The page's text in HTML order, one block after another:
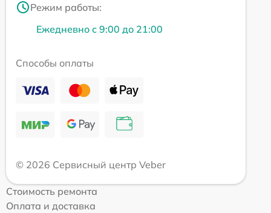
Режим работы:
Ежедневно с 9:00 до 21:00
Способы оплаты
© 2026 Сервисный центр Veber
Стоимость ремонта
Оплата и доставка